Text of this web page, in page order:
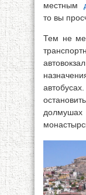
местным
то вы
Тем не